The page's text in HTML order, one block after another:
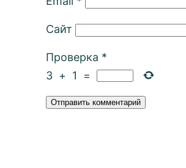
Сайт
Проверка *
3 + 1 =